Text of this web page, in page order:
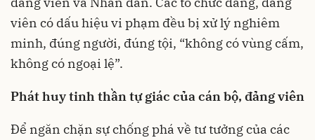
viên có dấu hiệu vi phạm đều bị xử lý nghiêm
minh, đúng người, đúng tội, “không có vùng cấm,
không có ngoại lệ”.
Phát huy tinh thần tự giác của cán bộ, đảng viên
Để ngăn chặn sự chống phá về tư tưởng của các